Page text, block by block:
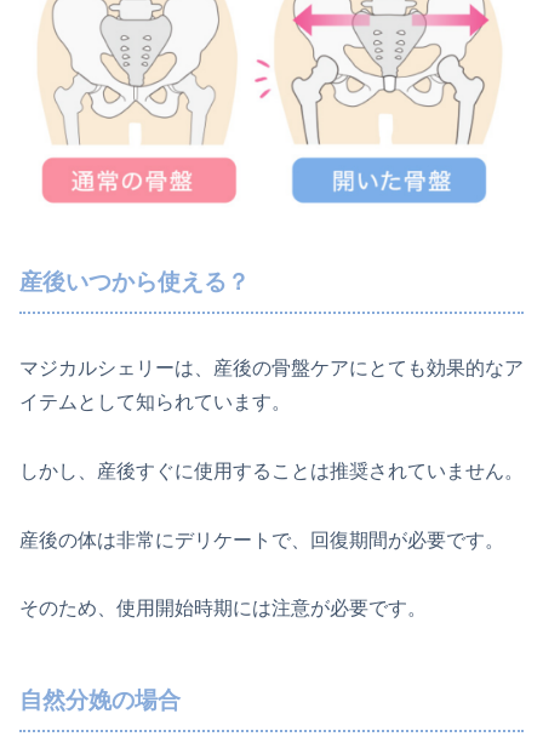
産後いつから使える？
マジカルシェリーは、産後の骨盤ケアにとても効果的なア
イテムとして知られています。
しかし、産後すぐに使用することは推奨されていません。
産後の体は非常にデリケートで、回復期間が必要です。
そのため、使用開始時期には注意が必要です。
自然分娩の場合